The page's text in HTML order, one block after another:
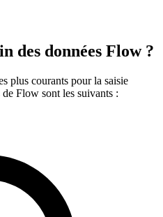
des données Flow ?
plus courants pour la saisie
Flow sont les suivants :